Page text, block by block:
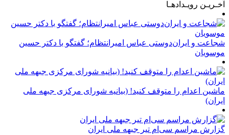
آخـریـن رویـدادهـا
شجاعت و ایران‌دوستی عباس امیرانتظام؛ گفتگو با دکتر حسین
موسویان
ماشین اعدام را متوقف کنید! (بیانیه شورای مرکزی جبهه ملی
ایران)
گزارش مراسم سی‌ام تیر جبهه ملی ایران